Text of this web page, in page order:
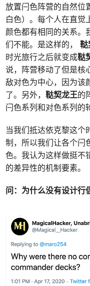
放置闩色阵营的自然位
白色）。每个人在直觉
颜色都有相同的关系。
们不能。是这样的，鞑
时光旅行之后就变成鞑
说，阵营移动了但是核
敌对色为中心，因为该
了。另外，鞑契龙王的
闩色系列和对色系列的
当我们抵达依克黎这个
制，所以我们让各个闩
色。我认为这样做挺不
的差异性的机制要素。
问：为什么没有设计行